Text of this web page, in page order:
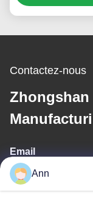
polyuréthane
transport de
Contactez-nous
Zhongshan
Email
Ann